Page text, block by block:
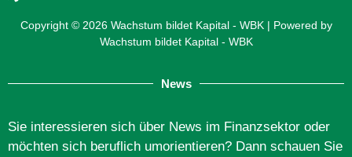
Copyright © 2026 Wachstum bildet Kapital - WBK | Powered by
Wachstum bildet Kapital - WBK
News
Sie interessieren sich über News im Finanzsektor oder
möchten sich beruflich umorientieren? Dann schauen Sie